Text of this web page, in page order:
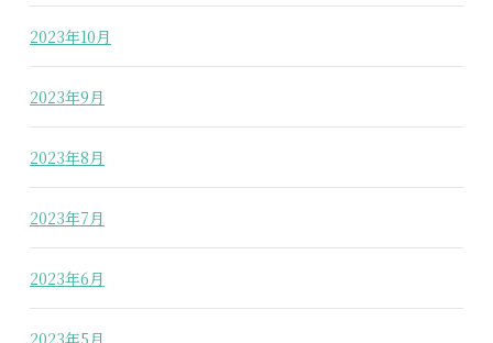
2023年10月
2023年9月
2023年8月
2023年7月
2023年6月
2023年5月